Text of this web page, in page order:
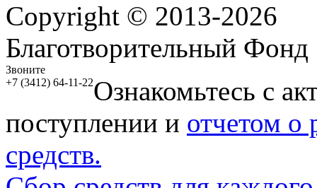
Copyright © 2013-2026
Благотворительный
Звоните
+7 (3412) 64-11-22Ознакомьтесь с
поступлении и отчетом о
средств.